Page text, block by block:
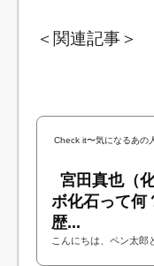
＜関連記事＞
Check it〜気になるあの
宮田真也（
ボ化石って何
歴...
こんにちは、ペン太郎